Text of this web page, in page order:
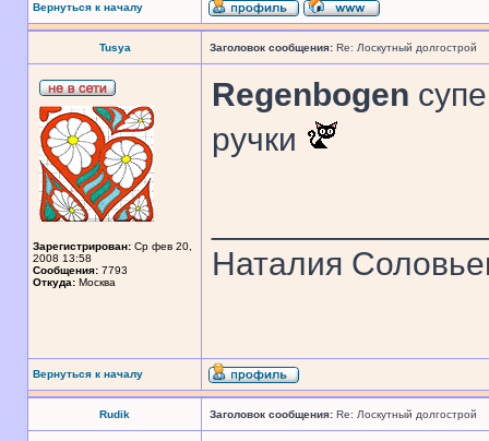
Вернуться к началу
Tusya Заголовок сообщения: Re: Лоскутный долгострой
Зарегистрирован: Ср фев 20,
2008 13:58
Сообщения: 7793
Откуда: Москва
Regenbogen
ручки
Наталия
Вернуться к началу
Rudik Заголовок сообщения: Re: Лоскутный долгострой